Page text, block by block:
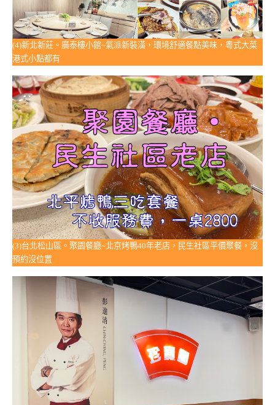
(4)新北新莊。廣泰樓小館~氣派新裝潢，環境舒適餐點美味，粵式大菜
港式小點都有
(3)台北松山區。聚園餐廳~北京烤鴨40年老店，民生社區平價聚餐，沒
預約沒位置